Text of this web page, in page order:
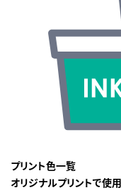
プリント色一覧
オリジナルプリントで使